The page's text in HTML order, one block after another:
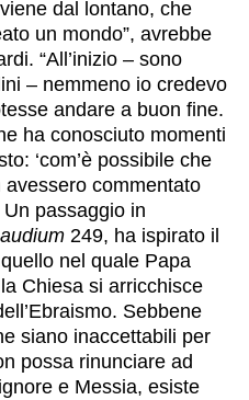
dal lontano, che
un mondo”, avrebbe
“All’inizio – sono
– nemmeno io credevo
andare a buon fine.
ha conosciuto momenti
‘com’è possibile che
commentato
Un passaggio in
249, ha ispirato il
nel quale Papa
Chiesa si arricchisce
Sebbene
siano inaccettabili per
possa rinunciare ad
e Messia, esiste